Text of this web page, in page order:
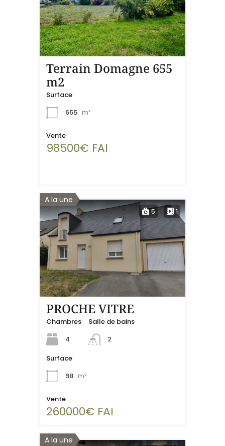
Terrain Domagne 655
m2
Surface
655 m²
Vente
98500€ FAI
A la une
5 1
PROCHE VITRE
Chambres
4
Salle de bains
2
Surface
98 m²
Vente
260000€ FAI
A la une